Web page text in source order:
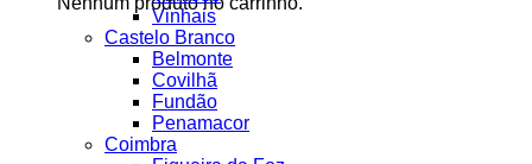
Vinhais
Castelo Branco
Belmonte
Covilhã
Fundão
Penamacor
Coimbra